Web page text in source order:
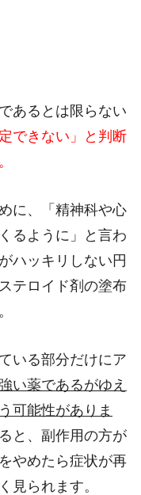
あるとは限らない
できない」と判断
に、「精神科や心
るように」と言わ
ハッキリしない円
テロイド剤の塗布
いる部分だけにア
い薬であるがゆえ
可能性がありま
と、副作用の方が
やめたら症状が再
見られます。